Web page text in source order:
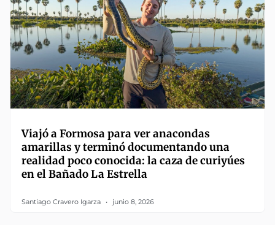
Viajó a Formosa para ver anacondas
amarillas y terminó documentando una
realidad poco conocida: la caza de curiyúes
en el Bañado La Estrella
Santiago Cravero Igarza junio 8, 2026